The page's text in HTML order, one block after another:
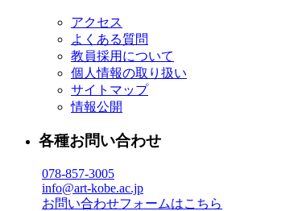
アクセス
よくある質問
教員採用について
個人情報の取り扱い
サイトマップ
情報公開
各種お問い合わせ
078-857-3005
info@art-kobe.ac.jp
お問い合わせフォームはこちら